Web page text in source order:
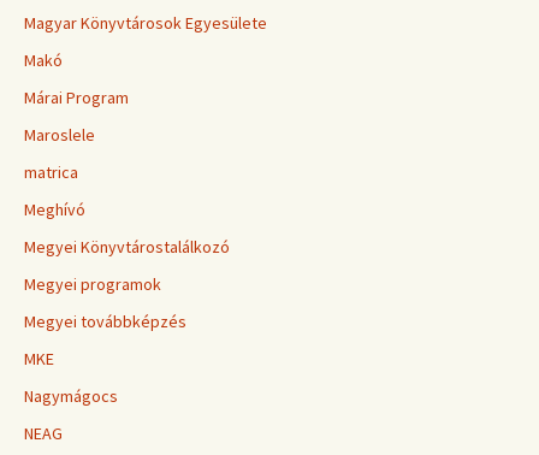
Magyar Könyvtárosok Egyesülete
Makó
Márai Program
Maroslele
matrica
Meghívó
Megyei Könyvtárostalálkozó
Megyei programok
Megyei továbbképzés
MKE
Nagymágocs
NEAG